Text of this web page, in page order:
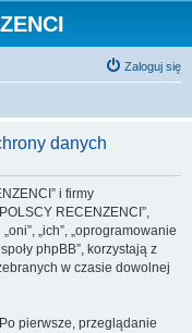
Zaloguj się
danych
i firmy
RECENZENCI”,
„ich”, „oprogramowanie
phpBB”, korzystają z
w czasie dowolnej
pierwsze, przeglądanie